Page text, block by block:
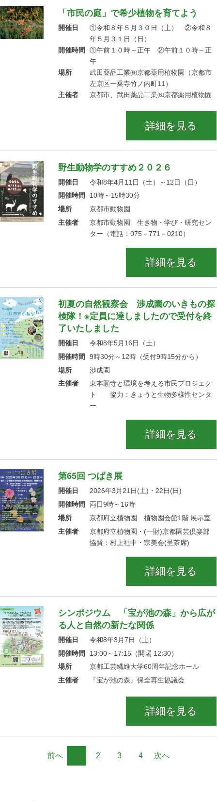
「市民の庭」で希少植物を育てよう
開催日
①令和８年５月３０日（土） ②令和８
年５月３１日（日）
開催時間
①午前１０時～正午 ②午前１０時～正
午
場所
武田薬品工業㈱京都薬用植物園（京都市
左京区一乗寺竹ノ内町11）
主催者
京都市、武田薬品工業㈱京都薬用植物園
詳細を見る
野生動物学のすすめ２０２６
開催日
令和8年4月11日（土）～12日（日）
開催時間
10時～15時30分
場所
京都市動物園
主催者
京都市動物園 生き物・学び・研究セン
ター（電話：075－771－0210）
詳細を見る
初夏の自然観察会 渉成園のいきもの探
検隊！※定員に達しましたので受付を終
了いたしました
開催日
令和8年5月16日（土）
開催時間
9時30分～12時（受付9時15分から）
場所
渉成園
主催者
東本願寺と環境を考える市民プロジェク
ト 協力：きょうと生物多様性センタ
ー
詳細を見る
第65回 つばき展
開催日
2026年3月21日(土)・22日(日)
開催時間
両日9時～16時
場所
京都府立植物園 植物園会館1階 展示室
主催者
京都府立植物園・(一財)京都園芸倶楽部
協賛：村上社中・宗美会(呈茶席)
詳細を見る
シンポジウム 「宝が池の森」から広が
る人と自然の新たな関係
開催日
令和8年3月7日（土）
開催時間
13:00～17:15（開場 12:30）
場所
京都工芸繊維大学60周年記念ホール
主催者
『宝が池の森』保全再生協議会
詳細を見る
前へ 1 2 3 4 次へ